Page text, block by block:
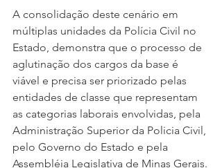
A consolidação deste cenário em
múltiplas unidades da Polícia Civil no
Estado, demonstra que o processo de
aglutinação dos cargos da base é
viável e precisa ser priorizado pelas
entidades de classe que representam
as categorias laborais envolvidas, pela
Administração Superior da Policia Civil,
pelo Governo do Estado e pela
Assembléia Legislativa de Minas Gerais.